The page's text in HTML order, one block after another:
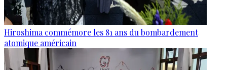
Hiroshima commémore les 81 ans du bombardement
atomique américain